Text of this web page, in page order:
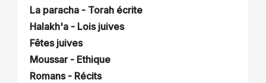
La paracha - Torah écrite
Halakh'a - Lois juives
Fêtes juives
Moussar - Ethique
Romans - Récits